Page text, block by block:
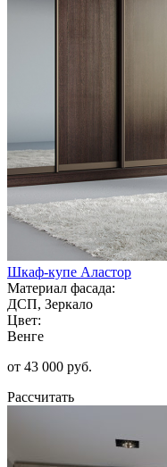
Шкаф-купе Аластор
Материал фасада:
ДСП, Зеркало
Цвет:
Венге
от 43 000 руб.
Рассчитать